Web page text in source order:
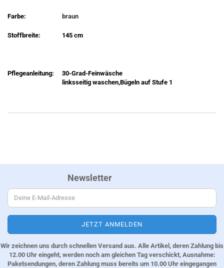
Farbe: braun
Stoffbreite: 145 cm
Pflegeanleitung:
30-Grad-Feinwäsche
linksseitig waschen,Bügeln auf Stufe 1
Newsletter
Wir zeichnen uns durch schnellen Versand aus. Alle Artikel, deren Zahlung bis
12.00 Uhr eingeht, werden noch am gleichen Tag verschickt, Ausnahme:
Paketsendungen, deren Zahlung muss bereits um 10.00 Uhr eingegangen